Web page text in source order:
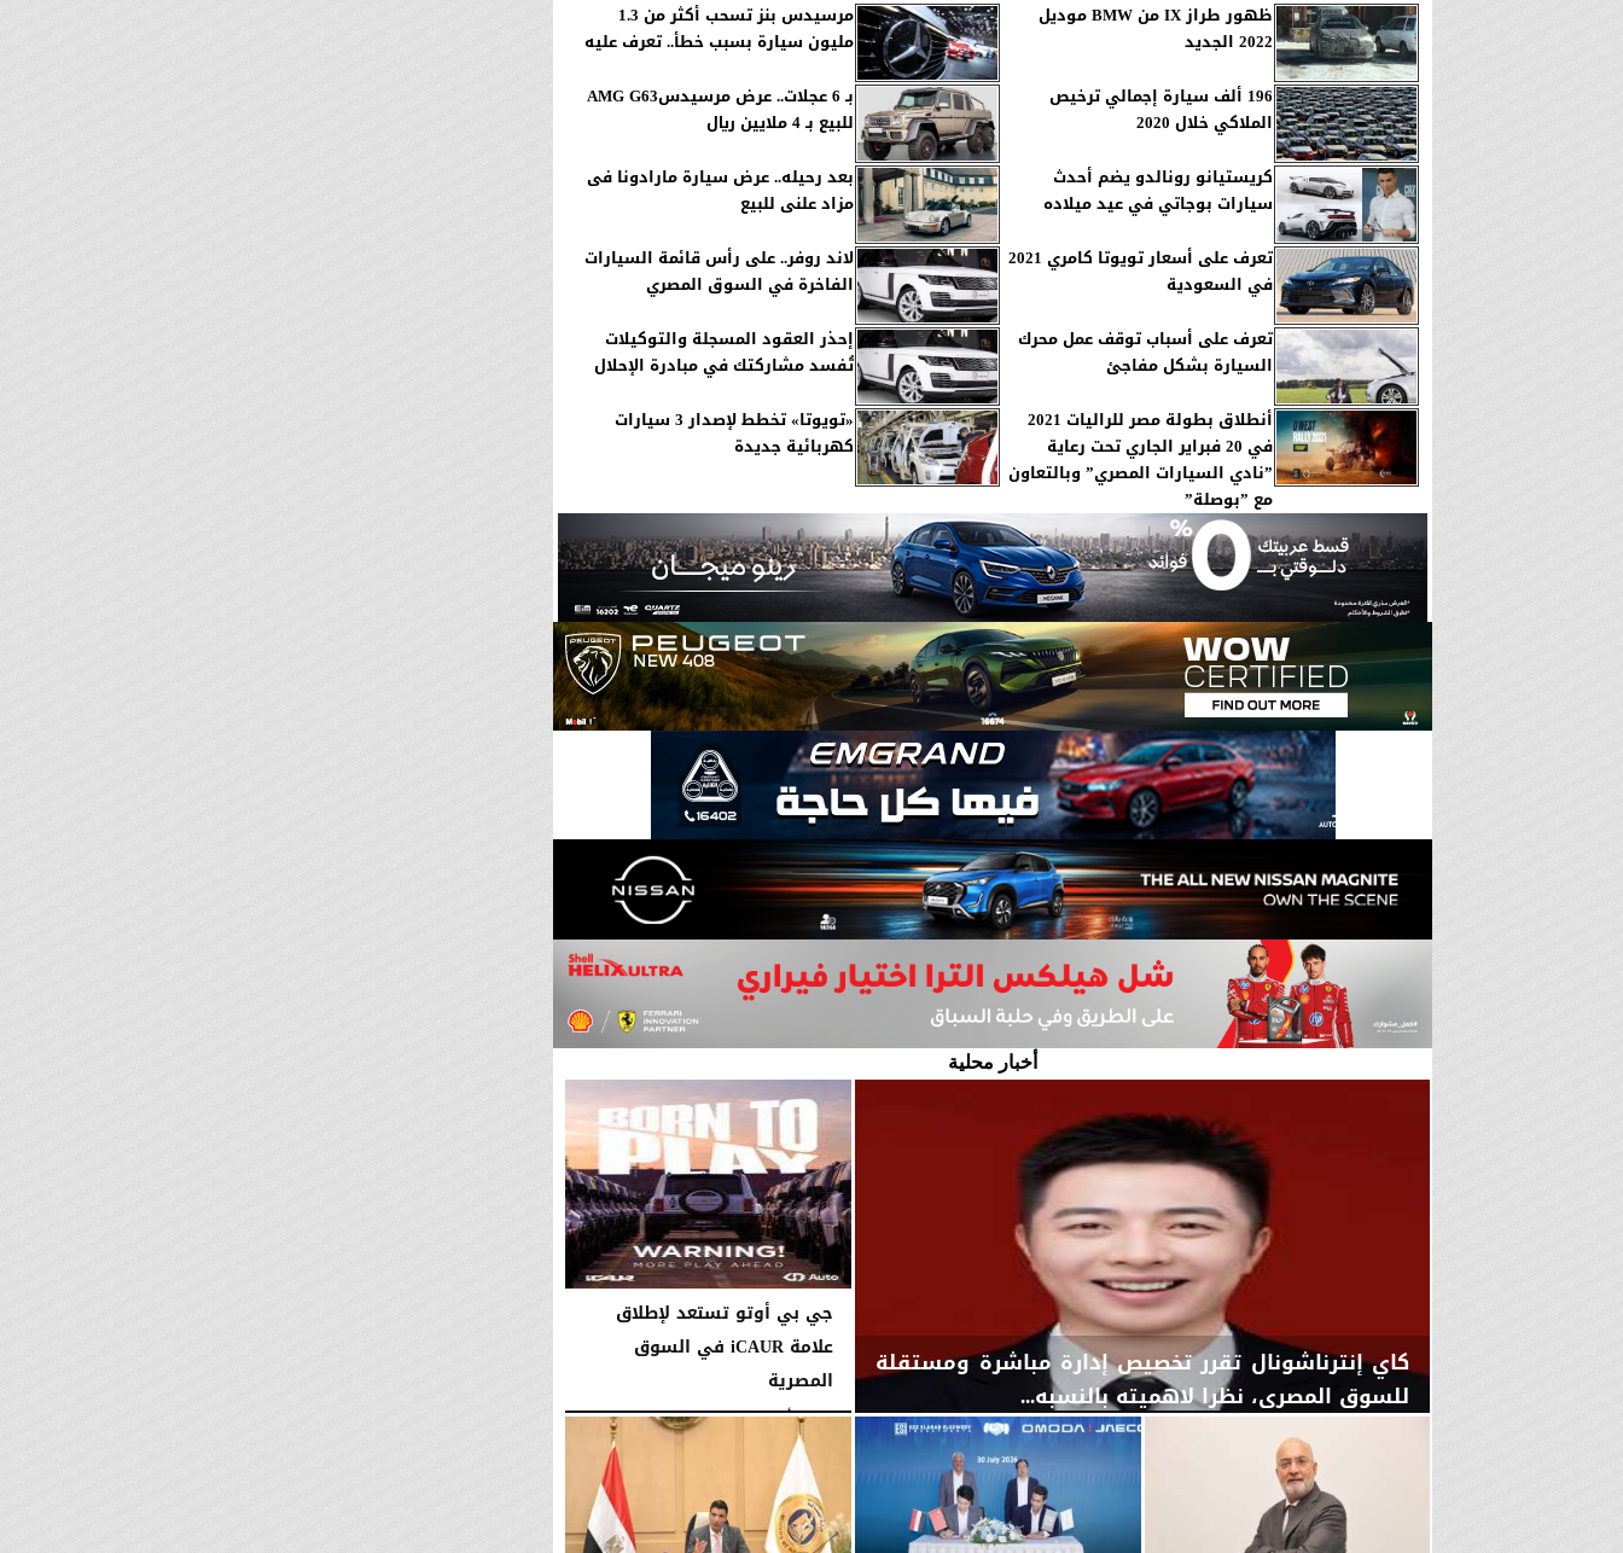
ظهور طراز IX من BMW موديل
2022 الجديد
مرسيدس بنز تسحب أكثر من 1.3
مليون سيارة بسبب خطأ.. تعرف عليه
196 ألف سيارة إجمالي ترخيص
الملاكي خلال 2020
بـ 6 عجلات.. عرض مرسيدسAMG G63
للبيع بـ 4 ملايين ريال
كريستيانو رونالدو يضم أحدث
سيارات بوجاتي في عيد ميلاده
بعد رحيله.. عرض سيارة مارادونا فى
مزاد علنى للبيع
تعرف على أسعار تويوتا كامري 2021
في السعودية
لاند روفر.. على رأس قائمة السيارات
الفاخرة في السوق المصري
تعرف على أسباب توقف عمل محرك
السيارة بشكل مفاجئ
إحذر العقود المسجلة والتوكيلات
تُفسد مشاركتك في مبادرة الإحلال
أنطلاق بطولة مصر للراليات 2021
في 20 فبراير الجاري تحت رعاية
”نادي السيارات المصري” وبالتعاون
مع ”بوصلة”
«تويوتا» تخطط لإصدار 3 سيارات
كهربائية جديدة
أخبار محلية
كاي إنترناشونال تقرر تخصيص إدارة مباشرة ومستقلة
للسوق المصري، نظرا لاهميته بالنسبه...
جي بي أوتو تستعد لإطلاق
علامة iCAUR في السوق
المصرية
الجمعة، 7 أغسطس 2026 12:17 صـ